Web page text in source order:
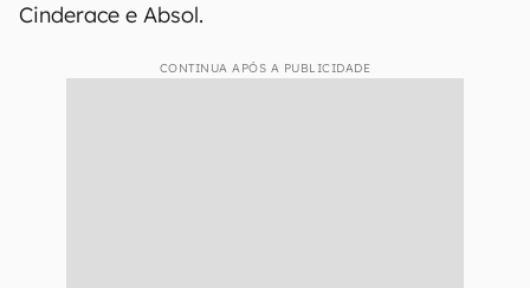
Cinderace e Absol.
CONTINUA APÓS A PUBLICIDADE